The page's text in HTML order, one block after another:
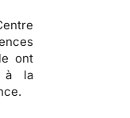
ont
à la